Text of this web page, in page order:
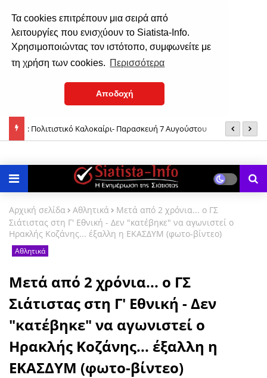
Τα cookies επιτρέπουν μια σειρά από
λειτουργίες που ενισχύουν το Siatista-Info.
Χρησιμοποιώντας τον ιστότοπο, συμφωνείτε με
τη χρήση των cookies. Περισσότερα
Αποδοχή
7 Αυγούστου: Όσιος Nικάνωρ o θαυματoυργός
Αρχική σελίδα Αθλητικά
Μετά από 2 χρόνια... ο ΓΣ
Σιάτιστας στη Γ' Εθνική - Δεν "κατέβηκε" να αγωνιστεί ο
Ηρακλής Κοζάνης... έξαλλη η ΕΚΑΣΔΥΜ (φωτο-βίντεο)
Αθλητικά
Μετά από 2 χρόνια... ο ΓΣ
Σιάτιστας στη Γ' Εθνική - Δεν
"κατέβηκε" να αγωνιστεί ο
Ηρακλής Κοζάνης... έξαλλη η
ΕΚΑΣΔΥΜ (φωτο-βίντεο)